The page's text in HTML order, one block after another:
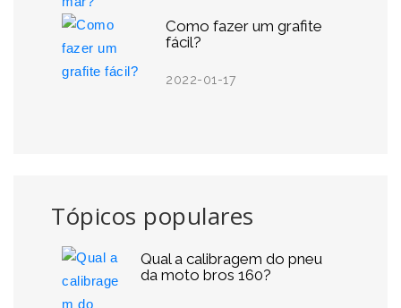
Como fazer um grafite
fácil?
2022-01-17
Tópicos populares
Qual a calibragem do pneu
da moto bros 160?